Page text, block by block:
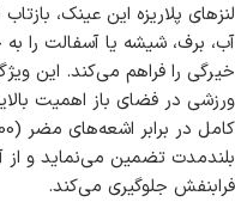
لنزهای پلاریزه این عینک،
آب، برف، شیشه یا آسفالت را
خیرگی را فراهم می‌کند. این
ورزشی در فضای باز اهمیت
بلندمدت تضمین می‌نماید و
فرابنفش جلوگیری می‌کند.